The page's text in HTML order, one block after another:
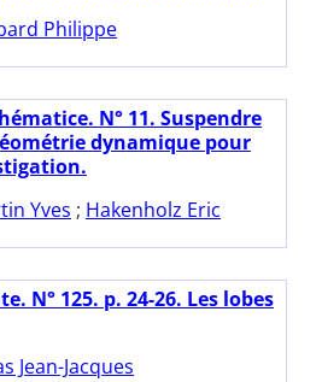
Philippe
N° 11. Suspendre
dynamique pour
Yves ; Hakenholz Eric
N° 125. p. 24-26. Les lobes
Jean-Jacques